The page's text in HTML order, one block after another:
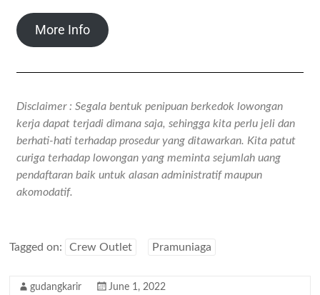
More Info
Disclaimer : Segala bentuk penipuan berkedok lowongan
kerja dapat terjadi dimana saja, sehingga kita perlu jeli dan
berhati-hati terhadap prosedur yang ditawarkan. Kita patut
curiga terhadap lowongan yang meminta sejumlah uang
pendaftaran baik untuk alasan administratif maupun
akomodatif.
Tagged on: Crew Outlet Pramuniaga
gudangkarir June 1, 2022